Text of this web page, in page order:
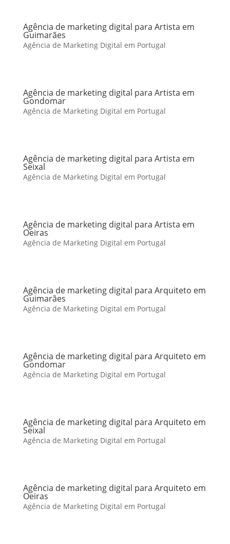
Agência de marketing digital para Artista em
Guimarães
Agência de Marketing Digital em Portugal
Agência de marketing digital para Artista em
Gondomar
Agência de Marketing Digital em Portugal
Agência de marketing digital para Artista em
Seixal
Agência de Marketing Digital em Portugal
Agência de marketing digital para Artista em
Oeiras
Agência de Marketing Digital em Portugal
Agência de marketing digital para Arquiteto em
Guimarães
Agência de Marketing Digital em Portugal
Agência de marketing digital para Arquiteto em
Gondomar
Agência de Marketing Digital em Portugal
Agência de marketing digital para Arquiteto em
Seixal
Agência de Marketing Digital em Portugal
Agência de marketing digital para Arquiteto em
Oeiras
Agência de Marketing Digital em Portugal